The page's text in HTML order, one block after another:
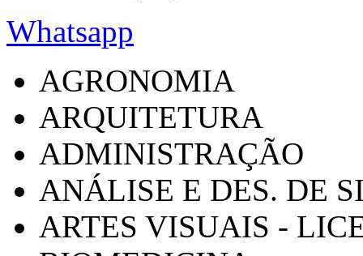
Whatsapp
AGRONOMIA
ARQUITETURA
ADMINISTRAÇÃO
ANÁLISE E DES. DE
ARTES VISUAIS -